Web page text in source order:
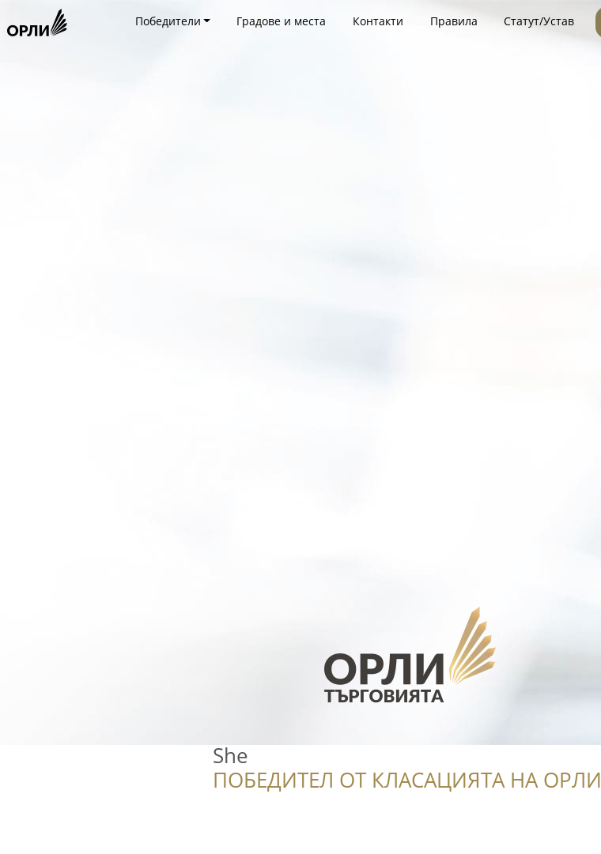
Победители Градове и места Контакти Правила Статут/Устав
She
ПОБЕДИТЕЛ ОТ КЛАСАЦИЯТА НА ОРЛИ